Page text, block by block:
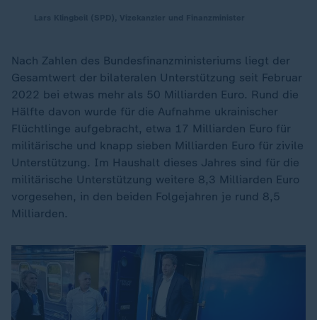
Nach Zahlen des Bundesfinanzministeriums liegt der
Gesamtwert der bilateralen Unterstützung seit Februar
2022 bei etwas mehr als 50 Milliarden Euro. Rund die
Hälfte davon wurde für die Aufnahme ukrainischer
Flüchtlinge aufgebracht, etwa 17 Milliarden Euro für
militärische und knapp sieben Milliarden Euro für zivile
Unterstützung. Im Haushalt dieses Jahres sind für die
militärische Unterstützung weitere 8,3 Milliarden Euro
vorgesehen, in den beiden Folgejahren je rund 8,5
Milliarden.